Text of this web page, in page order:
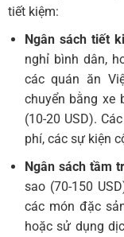
tiết kiệm:
Ngân sách tiết
nghỉ bình dân,
các quán ăn
chuyển bằng xe
(10-20 USD).
phí, các sự kiện
Ngân sách tầm
sao (70-150
các món đặc
hoặc sử dụng